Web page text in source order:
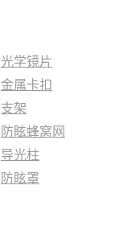
光学镜片
金属卡扣
支架
防眩蜂窝网
导光柱
防眩罩